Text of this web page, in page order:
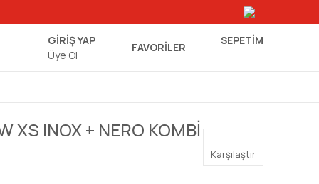
GİRİŞ YAP
Üye Ol
FAVORİLER SEPETIM
XS INOX + NERO KOMBİ
Karşılaştır